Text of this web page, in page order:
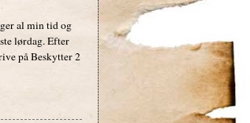
al min tid og
lørdag. Efter
på Beskytter 2